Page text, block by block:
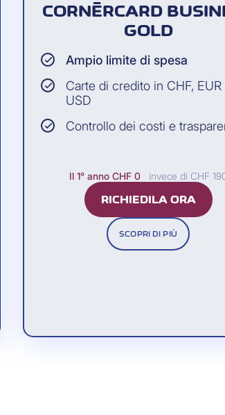
da Cornèrcard.
confrontando i dati contenuti
nella finestra del browser. In tal
CORNÈRCARD
GOLD
Ampio limite di spesa
Carte di credito in CHF, EUR
USD
Controllo dei costi e
Il 1° anno CHF 0 invece di CHF
RICHIEDILA ORA
SCOPRI DI PIÙ